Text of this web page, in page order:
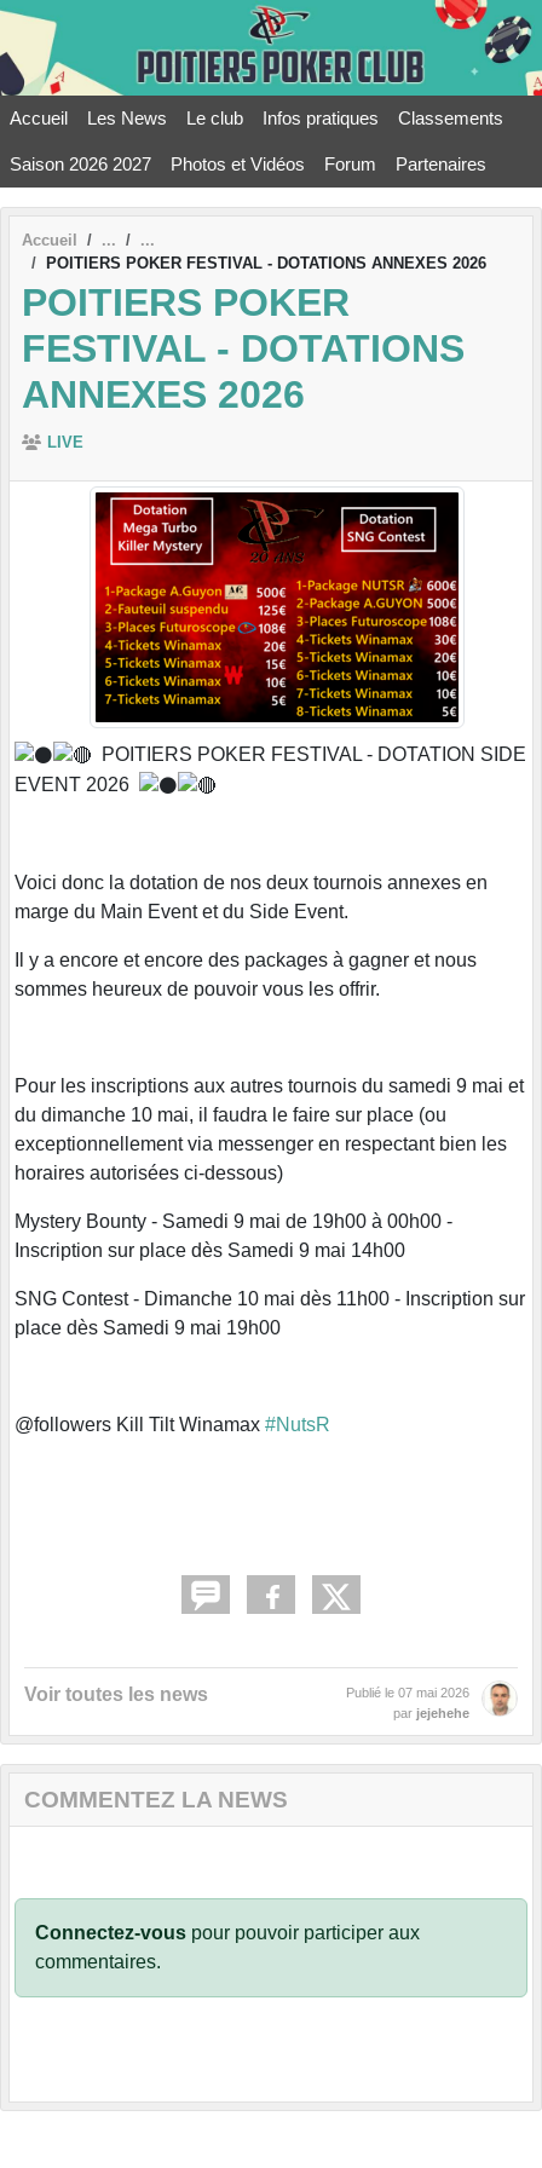
Accueil Les News Le club Infos pratiques Classements
Saison 2026 2027 Photos et Vidéos Forum Partenaires
Accueil
POITIERS POKER FESTIVAL - DOTATIONS ANNEXES 2026
POITIERS POKER
FESTIVAL - DOTATIONS
ANNEXES 2026
LIVE
POITIERS POKER FESTIVAL - DOTATION SIDE
EVENT 2026
Voici donc la dotation de nos deux tournois annexes en
marge du Main Event et du Side Event.
Il y a encore et encore des packages à gagner et nous
sommes heureux de pouvoir vous les offrir.
Pour les inscriptions aux autres tournois du samedi 9 mai et
du dimanche 10 mai, il faudra le faire sur place (ou
exceptionnellement via messenger en respectant bien les
horaires autorisées ci-dessous)
Mystery Bounty - Samedi 9 mai de 19h00 à 00h00 -
Inscription sur place dès Samedi 9 mai 14h00
SNG Contest - Dimanche 10 mai dès 11h00 - Inscription sur
place dès Samedi 9 mai 19h00
@followers Kill Tilt Winamax #NutsR
Voir toutes les news Publié le 07 mai 2026
par jejehehe
COMMENTEZ LA NEWS
Connectez-vous pour pouvoir participer aux
commentaires.
Panneau de gestion des cookies